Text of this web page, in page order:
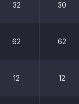
32 30
62 62
12 12